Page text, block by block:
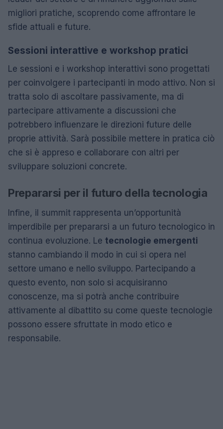
migliori pratiche, scoprendo come affrontare le
sfide attuali e future.
Sessioni interattive e workshop pratici
Le sessioni e i workshop interattivi sono progettati
per coinvolgere i partecipanti in modo attivo. Non si
tratta solo di ascoltare passivamente, ma di
partecipare attivamente a discussioni che
potrebbero influenzare le direzioni future delle
proprie attività. Sarà possibile mettere in pratica ciò
che si è appreso e collaborare con altri per
sviluppare soluzioni concrete.
Prepararsi per il futuro della tecnologia
Infine, il summit rappresenta un’opportunità
imperdibile per prepararsi a un futuro tecnologico in
continua evoluzione. Le tecnologie emergenti
stanno cambiando il modo in cui si opera nel
settore umano e nello sviluppo. Partecipando a
questo evento, non solo si acquisiranno
conoscenze, ma si potrà anche contribuire
attivamente al dibattito su come queste tecnologie
possono essere sfruttate in modo etico e
responsabile.